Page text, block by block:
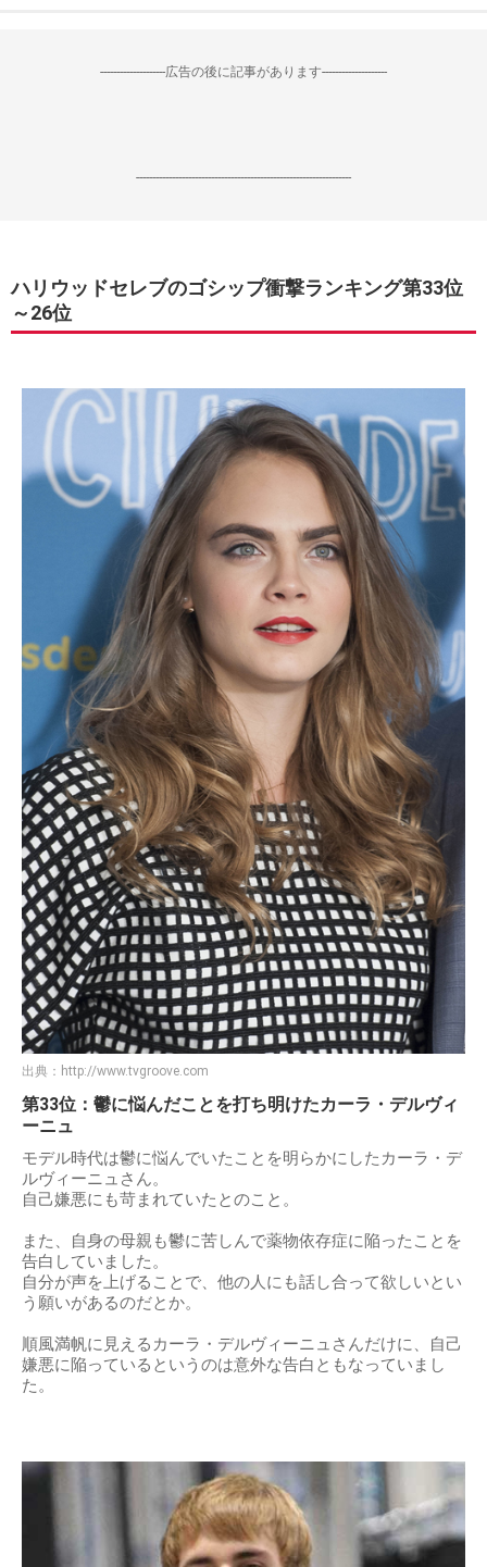
--------------------広告の後に記事があります--------------------
------------------------------------------------------------------
ハリウッドセレブのゴシップ衝撃ランキング第33位
～26位
出典： http://www.tvgroove.com
第33位：鬱に悩んだことを打ち明けたカーラ・デルヴィ
ーニュ
モデル時代は鬱に悩んでいたことを明らかにしたカーラ・デ
ルヴィーニュさん。
自己嫌悪にも苛まれていたとのこと。
また、自身の母親も鬱に苦しんで薬物依存症に陥ったことを
告白していました。
自分が声を上げることで、他の人にも話し合って欲しいとい
う願いがあるのだとか。
順風満帆に見えるカーラ・デルヴィーニュさんだけに、自己
嫌悪に陥っているというのは意外な告白ともなっていまし
た。